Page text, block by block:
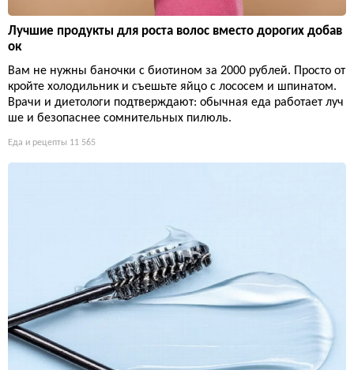
Лучшие продукты для роста волос вместо дорогих добав
ок
Вам не нужны баночки с биотином за 2000 рублей. Просто от
кройте холодильник и съешьте яйцо с лососем и шпинатом.
Врачи и диетологи подтверждают: обычная еда работает луч
ше и безопаснее сомнительных пилюль.
Еда и рецепты 11 565